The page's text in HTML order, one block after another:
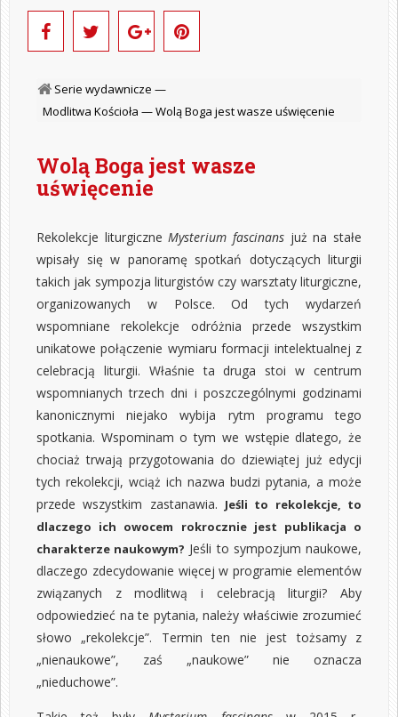
Serie wydawnicze —
Modlitwa Kościoła —Wolą Boga jest wasze uświęcenie
Wolą Boga jest wasze
uświęcenie
Rekolekcje liturgiczneMysterium fascinans już na stałe
wpisały się w panoramę spotkań dotyczących liturgii
takich jak sympozja liturgistów czy warsztaty liturgiczne,
organizowanych w Polsce. Od tych wydarzeń
wspomniane rekolekcje odróżnia przede wszystkim
unikatowe połączenie wymiaru formacji intelektualnej z
celebracją liturgii. Właśnie ta druga stoi w centrum
wspomnianych trzech dni i poszczególnymi godzinami
kanonicznymi niejako wybija rytm programu tego
spotkania. Wspominam o tym we wstępie dlatego, że
chociaż trwają przygotowania do dziewiątej już edycji
tych rekolekcji, wciąż ich nazwa budzi pytania, a może
przede wszystkim zastanawia. Jeśli to rekolekcje, to
dlaczego ich owocem rokrocznie jest publikacja o
charakterze naukowym? Jeśli to sympozjum naukowe,
dlaczego zdecydowanie więcej w programie elementów
związanych z modlitwą i celebracją liturgii? Aby
odpowiedzieć na te pytania, należy właściwie zrozumieć
słowo „rekolekcje”. Termin ten nie jest tożsamy z
„nienaukowe”, zaś „naukowe” nie oznacza
„nieduchowe”.